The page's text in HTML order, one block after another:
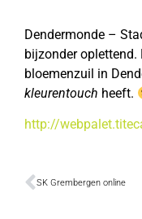
Dendermonde –
bijzonder oplettend.
bloemenzuil in
kleurentouch heeft.
http://
SK Grembergen online